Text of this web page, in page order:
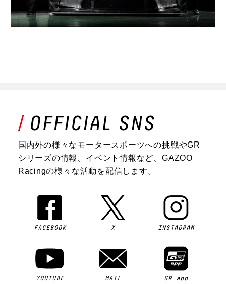
国内外の様々なモータースポーツへの挑戦やGR
シリーズの情報、イベント情報など、GAZOO
Racingの様々な活動を配信します。
FACEBOOK X INSTAGRAM
YOUTUBE MAIL GR app